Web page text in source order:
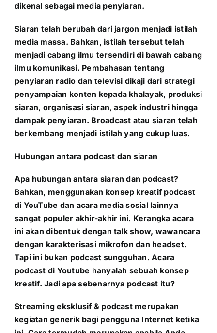
dikenal sebagai media penyiaran.
Siaran telah berubah dari jargon menjadi istilah
media massa. Bahkan, istilah tersebut telah
menjadi cabang ilmu tersendiri di bawah cabang
ilmu komunikasi. Pembahasan tentang
penyiaran radio dan televisi dikaji dari strategi
penyampaian konten kepada khalayak, produksi
siaran, organisasi siaran, aspek industri hingga
dampak penyiaran. Broadcast atau siaran telah
berkembang menjadi istilah yang cukup luas.
Hubungan antara podcast dan siaran
Apa hubungan antara siaran dan podcast?
Bahkan, menggunakan konsep kreatif podcast
di YouTube dan acara media sosial lainnya
sangat populer akhir-akhir ini. Kerangka acara
ini akan dibentuk dengan talk show, wawancara
dengan karakterisasi mikrofon dan headset.
Tapi ini bukan podcast sungguhan. Acara
podcast di Youtube hanyalah sebuah konsep
kreatif. Jadi apa sebenarnya podcast itu?
Streaming eksklusif & podcast merupakan
kegiatan generik bagi pengguna Internet ketika